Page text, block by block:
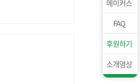
메이커스
FAQ
후원하기
소개영상